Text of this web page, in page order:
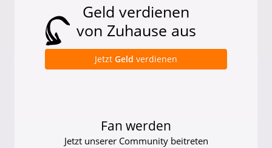
Geld verdienen
von Zuhause aus
Jetzt Geld verdienen
Fan werden
Jetzt unserer Community beitreten